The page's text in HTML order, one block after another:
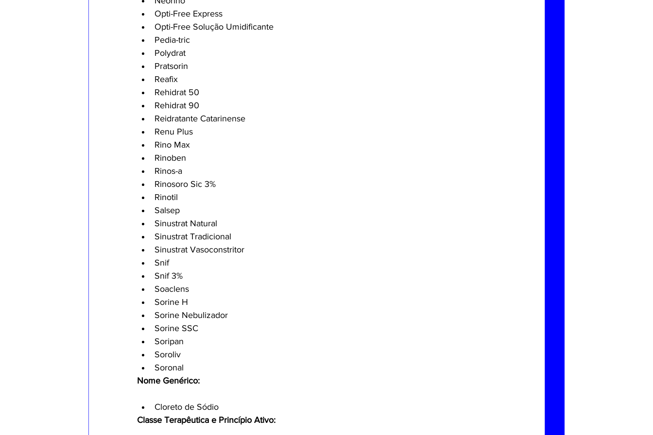
Opti-Free Express
Opti-Free Solução Umidificante
Pedia-tric
Polydrat
Pratsorin
Reafix
Rehidrat 50
Rehidrat 90
Reidratante Catarinense
Renu Plus
Rino Max
Rinoben
Rinos-a
Rinosoro Sic 3%
Rinotil
Salsep
Sinustrat Natural
Sinustrat Tradicional
Sinustrat Vasoconstritor
Snif
Snif 3%
Soaclens
Sorine H
Sorine Nebulizador
Sorine SSC
Soripan
Soroliv
Soronal
Nome Genérico:
Cloreto de Sódio
Classe Terapêutica e Princípio Ativo: